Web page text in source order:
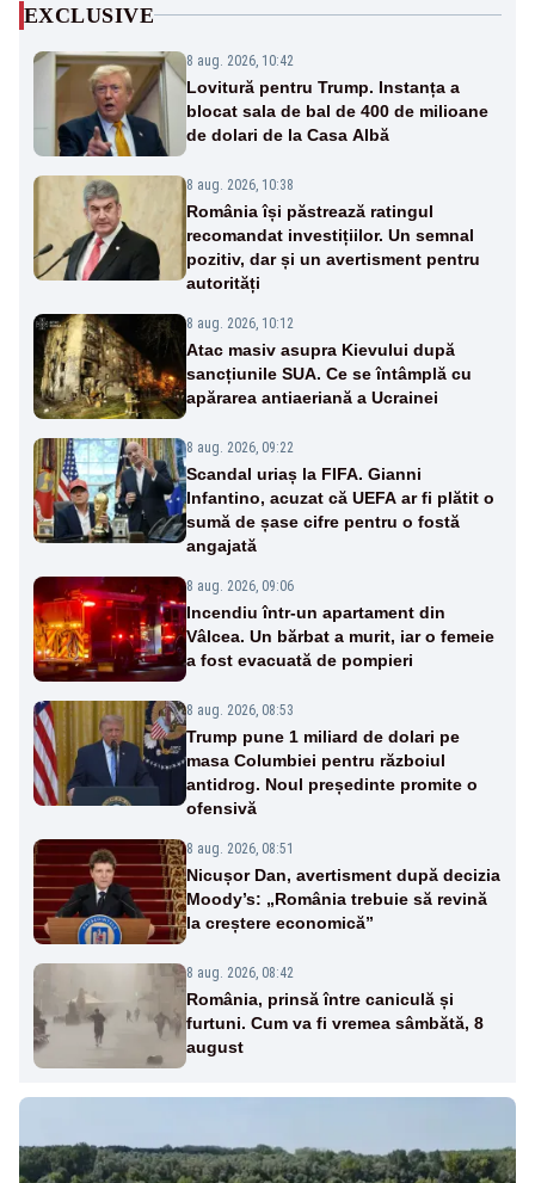
EXCLUSIVE
8 aug. 2026, 10:42
Lovitură pentru Trump. Instanța a
blocat sala de bal de 400 de milioane
de dolari de la Casa Albă
8 aug. 2026, 10:38
România își păstrează ratingul
recomandat investițiilor. Un semnal
pozitiv, dar și un avertisment pentru
autorități
8 aug. 2026, 10:12
Atac masiv asupra Kievului după
sancțiunile SUA. Ce se întâmplă cu
apărarea antiaeriană a Ucrainei
8 aug. 2026, 09:22
Scandal uriaș la FIFA. Gianni
Infantino, acuzat că UEFA ar fi plătit o
sumă de șase cifre pentru o fostă
angajată
8 aug. 2026, 09:06
Incendiu într-un apartament din
Vâlcea. Un bărbat a murit, iar o femeie
a fost evacuată de pompieri
8 aug. 2026, 08:53
Trump pune 1 miliard de dolari pe
masa Columbiei pentru războiul
antidrog. Noul președinte promite o
ofensivă
8 aug. 2026, 08:51
Nicușor Dan, avertisment după decizia
Moody’s: „România trebuie să revină
la creștere economică”
8 aug. 2026, 08:42
România, prinsă între caniculă și
furtuni. Cum va fi vremea sâmbătă, 8
august